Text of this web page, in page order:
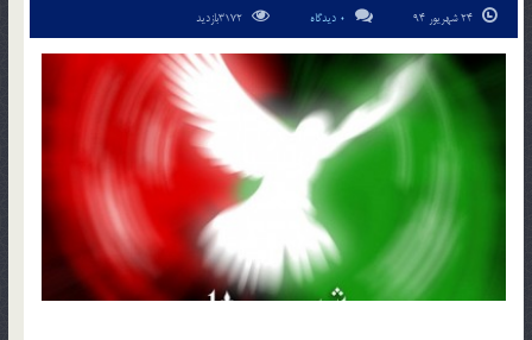
0 دیدگاه